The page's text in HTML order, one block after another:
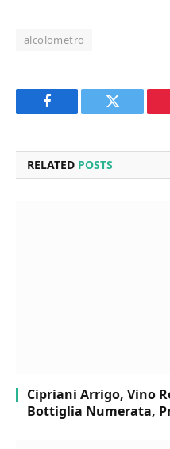
alcolometro
Facebook Twitter
RELATED POSTS
Cipriani Arrigo, Vino
Bottiglia Numerata,